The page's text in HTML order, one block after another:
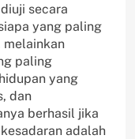
secara
yang paling
melainkan
paling
yang
dan
berhasil jika
adalah